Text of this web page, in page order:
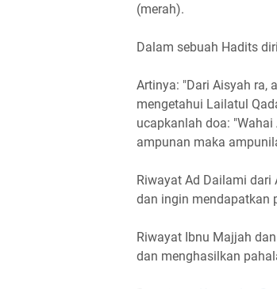
(merah).
Dalam sebuah Hadits
Artinya: "Dari Aisyah ra,
mengetahui Lailatul
ucapkanlah doa:
ampunan maka
Riwayat Ad Dailami
dan ingin mendapatkan
Riwayat Ibnu Majjah
dan menghasilkan